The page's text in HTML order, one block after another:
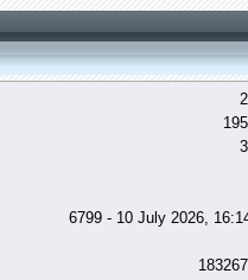
6799 - 10 July 2026,